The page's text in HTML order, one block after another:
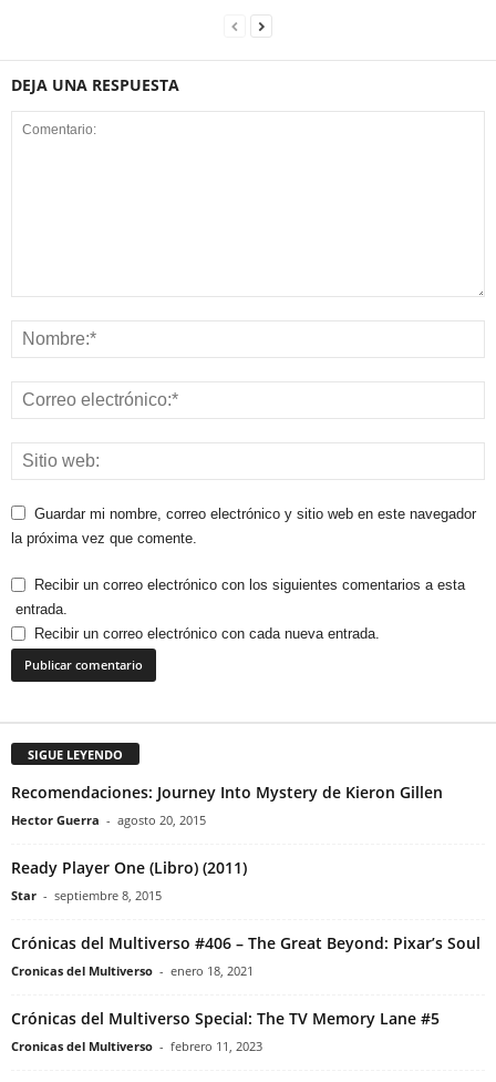
DEJA UNA RESPUESTA
Guardar mi nombre, correo electrónico y sitio web en este navegador
la próxima vez que comente.
Recibir un correo electrónico con los siguientes comentarios a esta
entrada.
Recibir un correo electrónico con cada nueva entrada.
SIGUE LEYENDO
Recomendaciones: Journey Into Mystery de Kieron Gillen
Hector Guerra - agosto 20, 2015
Ready Player One (Libro) (2011)
Star - septiembre 8, 2015
Crónicas del Multiverso #406 – The Great Beyond: Pixar’s Soul
Cronicas del Multiverso - enero 18, 2021
Crónicas del Multiverso Special: The TV Memory Lane #5
Cronicas del Multiverso - febrero 11, 2023